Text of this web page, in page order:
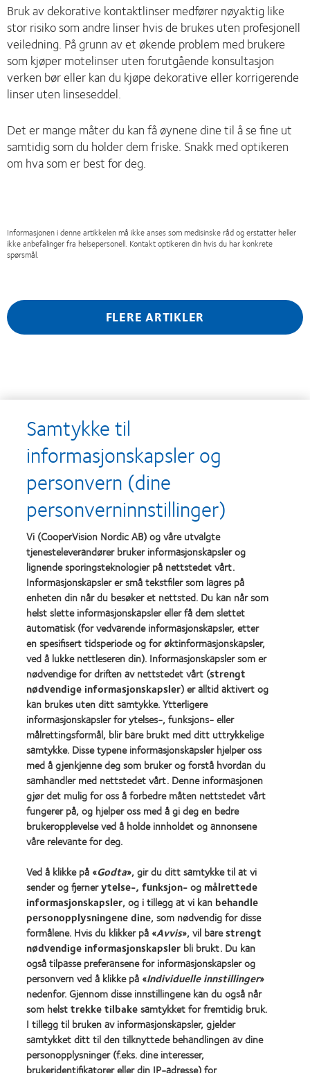
Bruk av dekorative kontaktlinser medfører nøyaktig like
stor risiko som andre linser hvis de brukes uten profesjonell
veiledning. På grunn av et økende problem med brukere
som kjøper motelinser uten forutgående konsultasjon
verken bør eller kan du kjøpe dekorative eller korrigerende
linser uten linseseddel.
Det er mange måter du kan få øynene dine til å se fine ut
samtidig som du holder dem friske. Snakk med optikeren
om hva som er best for deg.
Informasjonen i denne artikkelen må ikke anses som medisinske råd og erstatter heller
ikke anbefalinger fra helsepersonell. Kontakt optikeren din hvis du har konkrete
spørsmål.
FLERE ARTIKLER
Utmerkelser
Learn
about
Utmerkelsen
Silmo
d’Or
for
beste
produkt,
MyDay®
(2013)
Learn
more
about
Contact
Lens
Product
of
the
Year
(2013)
Learn
more
about
Best
Companies
for
Leaders
2012
&
2010
(2012)
Learn
more
about
Best
Factory
Awards
2011
(2011)
Learn
more
about
ODMA
2011
(2011)
Learn
more
about
REBRAND
100®
Global
Award
(2012)
Våre produkter
Kontaktlinsequiz
Kontaktlinseteknologi
Kontaktlinser og syn
Ny bruker
Erfaren bruker
Om oss
Jobbe
Nyheter og media
Kontakt oss
Legal
Samtykke til
informasjonskapsler og
personvern (dine
personverninnstillinger)
Vi (CooperVision Nordic AB) og våre utvalgte
tjenesteleverandører bruker informasjonskapsler og
lignende sporingsteknologier på nettstedet vårt.
Informasjonskapsler er små tekstfiler som lagres på
enheten din når du besøker et nettsted. Du kan når som
helst slette informasjonskapsler eller få dem slettet
automatisk (for vedvarende informasjonskapsler, etter
en spesifisert tidsperiode og for øktinformasjonskapsler,
ved å lukke nettleseren din). Informasjonskapsler som er
nødvendige for driften av nettstedet vårt (strengt
nødvendige informasjonskapsler) er alltid aktivert og
kan brukes uten ditt samtykke. Ytterligere
informasjonskapsler for ytelses-, funksjons- eller
målrettingsformål, blir bare brukt med ditt uttrykkelige
samtykke. Disse typene informasjonskapsler hjelper oss
med å gjenkjenne deg som bruker og forstå hvordan du
samhandler med nettstedet vårt. Denne informasjonen
gjør det mulig for oss å forbedre måten nettstedet vårt
fungerer på, og hjelper oss med å gi deg en bedre
brukeropplevelse ved å holde innholdet og annonsene
våre relevante for deg.
Ved å klikke på «Godta», gir du ditt samtykke til at vi
sender og fjernerytelse-, funksjon-og målrettede
informasjonskapsler, og i tillegg at vi kan behandle
personopplysningene dine, som nødvendig for disse
formålene. Hvis du klikker på «Avvis», vil barestrengt
nødvendige informasjonskapsler bli brukt. Du kan
også tilpasse preferansene for informasjonskapsler og
personvern ved å klikke på «Individuelle innstillinger»
nedenfor. Gjennom disse innstillingene kan du også når
som helsttrekke tilbakesamtykket for fremtidig bruk.
I tillegg til bruken av informasjonskapsler, gjelder
samtykket ditt til den tilknyttede behandlingen av dine
personopplysninger (f.eks. dine interesser,
brukeridentifikatorer eller din IP-adresse) for